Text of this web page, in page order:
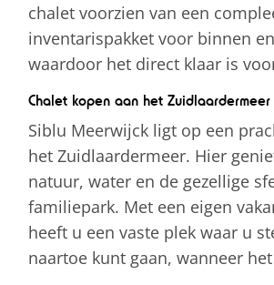
chalet voorzien van een
inventarispakket voor binnen
waardoor het direct klaar is
Chalet kopen aan het Zuidlaardermeer
Siblu Meerwijck ligt op een
het Zuidlaardermeer. Hier
natuur, water en de gezellige
familiepark. Met een eigen
heeft u een vaste plek waar u
naartoe kunt gaan, wanneer